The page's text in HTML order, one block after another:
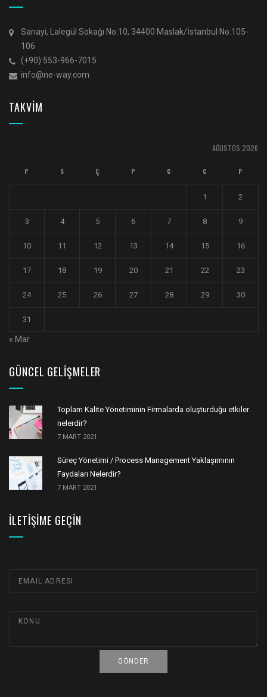
Sanayi, Lalegül Sokağı No:10, 34400 Maslak/İstanbul No:105-
106
(+90) 553-966-7015
info@ne-way.com
TAKVİM
AĞUSTOS 2026
P S Ç P C C P
1 2
3 4 5 6 7 8 9
10 11 12 13 14 15 16
17 18 19 20 21 22 23
24 25 26 27 28 29 30
31
« Mar
GÜNCEL GELIŞMELER
Toplam Kalite Yönetiminin Firmalarda oluşturduğu etkiler
nelerdir?
7 MART 2021
Süreç Yönetimi / Process Management Yaklaşımının
Faydaları Nelerdir?
7 MART 2021
İLETIŞIME GEÇIN